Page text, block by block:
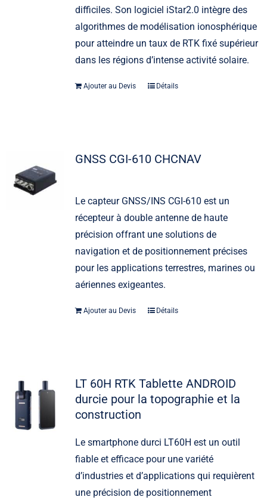
difficiles. Son logiciel iStar2.0 intègre des
algorithmes de modélisation ionosphérique
pour atteindre un taux de RTK fixé supérieur
dans les régions d’intense activité solaire.
Ajouter au Devis Détails
GNSS CGI-610 CHCNAV
Le capteur GNSS/INS CGI-610 est un
récepteur à double antenne de haute
précision offrant une solutions de
navigation et de positionnement précises
pour les applications terrestres, marines ou
aériennes exigeantes.
Ajouter au Devis Détails
LT 60H RTK Tablette ANDROID
durcie pour la topographie et la
construction
Le smartphone durci LT60H est un outil
fiable et efficace pour une variété
d’industries et d’applications qui requièrent
une précision de positionnement